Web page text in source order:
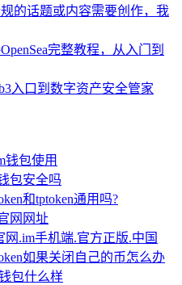
的话题或内容需要创作，我
完整教程，从入门到
入口到数字资产安全管家
钱包使用
包安全吗
和tptoken通用吗?
网网址
网.im手机端.官方正版.中国
如果关闭自己的币怎么办
包什么样